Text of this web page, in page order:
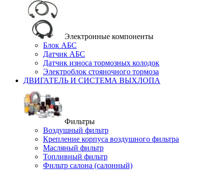
Электронные компоненты
Блок АБС
Датчик АБС
Датчик износа тормозных колодок
Электроблок стояночного тормоза
ДВИГАТЕЛЬ И СИСТЕМА ВЫХЛОПА
Фильтры
Воздушный фильтр
Крепление корпуса воздушного фильтра
Масляный фильтр
Топливный фильтр
Фильтр салона (салонный)